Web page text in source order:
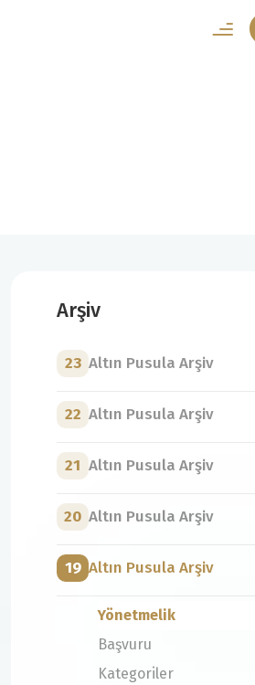
Arşiv
23 Altın Pusula Arşiv
22 Altın Pusula Arşiv
21 Altın Pusula Arşiv
20 Altın Pusula Arşiv
19 Altın Pusula Arşiv
Yönetmelik
Başvuru
Kategoriler